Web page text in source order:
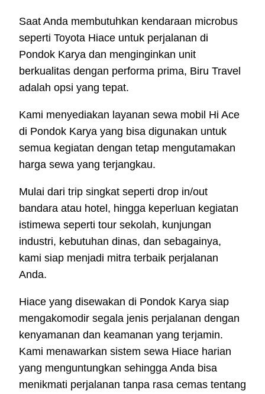
Saat Anda membutuhkan kendaraan microbus
seperti Toyota Hiace untuk perjalanan di
Pondok Karya dan menginginkan unit
berkualitas dengan performa prima, Biru Travel
adalah opsi yang tepat.
Kami menyediakan layanan sewa mobil Hi Ace
di Pondok Karya yang bisa digunakan untuk
semua kegiatan dengan tetap mengutamakan
harga sewa yang terjangkau.
Mulai dari trip singkat seperti drop in/out
bandara atau hotel, hingga keperluan kegiatan
istimewa seperti tour sekolah, kunjungan
industri, kebutuhan dinas, dan sebagainya,
kami siap menjadi mitra terbaik perjalanan
Anda.
Hiace yang disewakan di Pondok Karya siap
mengakomodir segala jenis perjalanan dengan
kenyamanan dan keamanan yang terjamin.
Kami menawarkan sistem sewa Hiace harian
yang menguntungkan sehingga Anda bisa
menikmati perjalanan tanpa rasa cemas tentang